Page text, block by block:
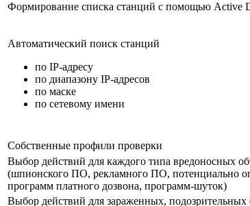
Формирование списка станций с помощью Active
Автоматический поиск станций
по IP-адресу
по диапазону IP-адресов
по маске
по сетевому имени
Собственные профили проверки
Выбор действий для каждого типа вредоносных
(шпионского ПО, рекламного ПО, потенциально
программ платного дозвона, программ-шуток)
Выбор действий для зараженных, подозрительных